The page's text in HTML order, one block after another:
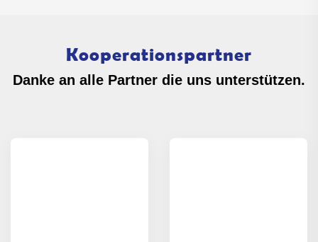
Kooperationspartner
Danke an alle Partner die uns unterstützen.